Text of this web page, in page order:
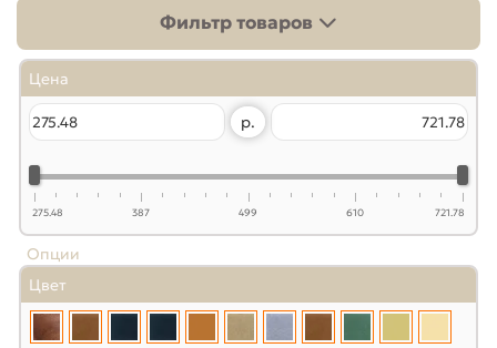
Фильтр товаров
Цена
р.
275.48 387 499 610 721.78
Опции
Цвет